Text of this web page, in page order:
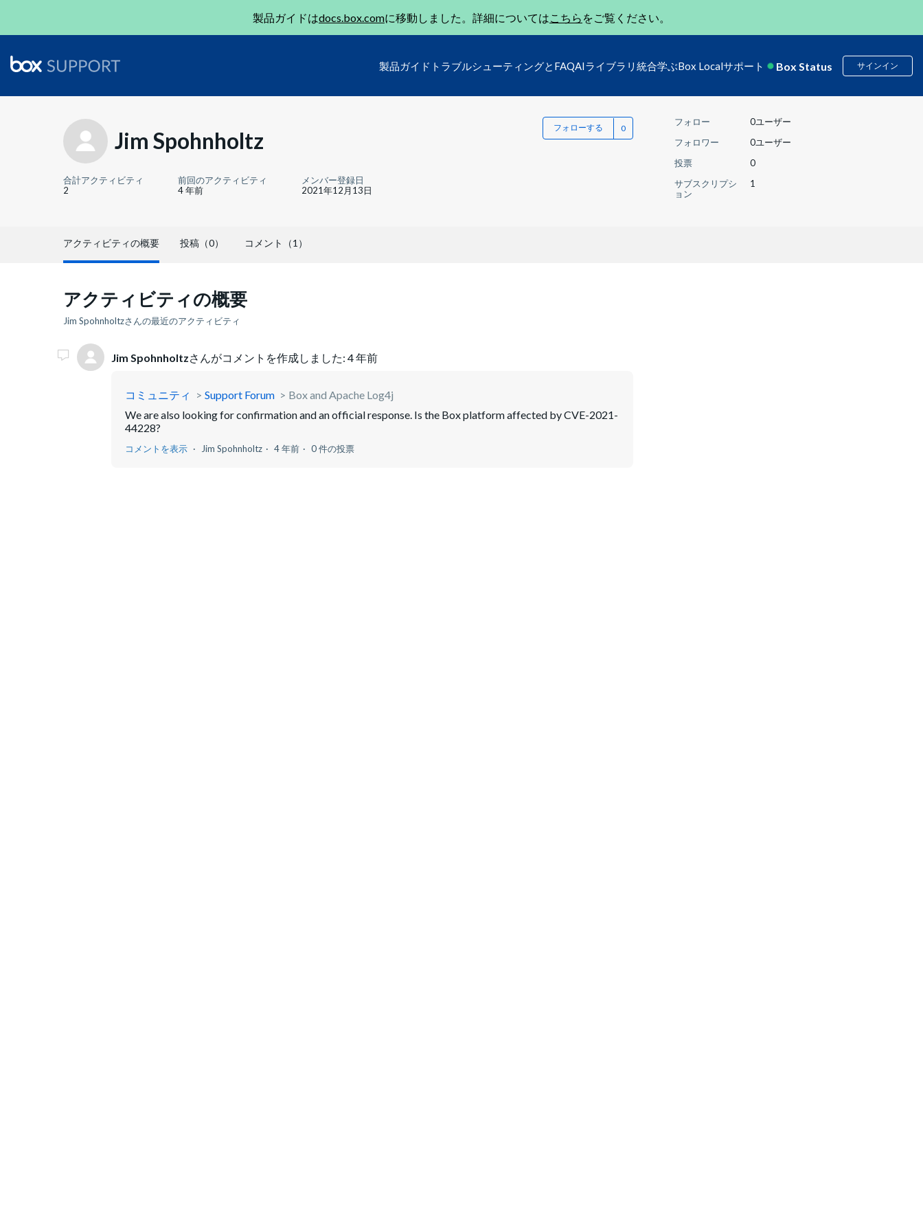
製品ガイドはdocs.box.comに移動しました。詳細についてはこちら をご覧ください。
製品ガイド トラブルシューティングとFAQAIライブラリ 統合学ぶBox Localサポート Box Status サインイン
Jim Spohnholtz フォローする
合計アクティビティ
2
前回のアクティビティ
4 年前
メンバー登録日
2021年12月13日
フォロー
0ユーザー
フォロワー
0ユーザー
投票
0
サブスクリプシ
ョン
1
アクティビティの概要 投稿（0） コメント（1）
アクティビティの概要
Jim Spohnholtzさんの最近のアクティビティ
Jim Spohnholtzさんがコメントを作成しました: 4 年前
コミュニティ Support Forum
Box and Apache Log4j
We are also looking for confirmation and an official response. Is the Box platform affected by CVE-2021-
44228?
コメントを表示 Jim Spohnholtz 4 年前 0 件の投票